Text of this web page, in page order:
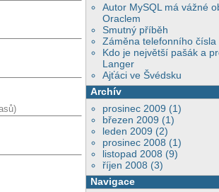
Autor MySQL má vážné
Oraclem
Smutný příběh
Záměna telefonního čísla
Kdo je největší pašák a
Langer
Ajťáci ve Švédsku
Archív
prosinec 2009 (1)
březen 2009 (1)
leden 2009 (2)
prosinec 2008 (1)
listopad 2008 (9)
říjen 2008 (3)
Navigace